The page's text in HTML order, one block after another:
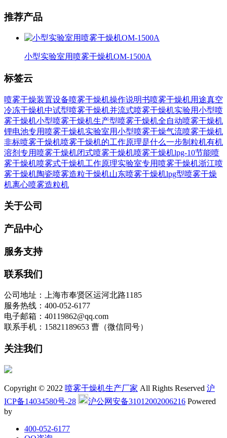
推荐产品
小型实验室用喷雾干燥机OM-1500A
标签云
喷雾干燥装置设备喷雾干燥机操作说明书喷雾干燥机用途真空
冷冻干燥机中试型喷雾干燥机并流式喷雾干燥机实验用小型喷
雾干燥机小型喷雾干燥机生产型喷雾干燥机全自动喷雾干燥机
锂电池专用喷雾干燥机实验室用小型喷雾干燥气流喷雾干燥机
非标喷雾干燥机喷雾干燥机的工作原理是什么一步制粒机有机
溶剂专用喷雾干燥机闭式喷雾干燥机喷雾干燥机lpg-10节能喷
雾干燥机喷雾式干燥机工作原理实验室专用喷雾干燥机浙江喷
雾干燥机陶瓷喷雾造粒干燥机山东喷雾干燥机lpg型喷雾干燥
机离心喷雾造粒机
关于公司
产品中心
服务支持
联系我们
公司地址：上海市奉贤区运河北路1185
服务热线：400-052-6177
电子邮箱：40119862@qq.com
联系手机：15821189653 曹（微信同号）
关注我们
Copyright © 2022 喷雾干燥机生产厂家 All Rights Reserved 沪
ICP备14034580号-28
沪公网安备31012002006216 Powered
by
400-052-6177